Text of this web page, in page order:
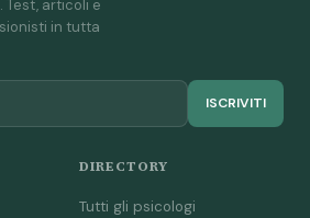
articoli e
in tutta
ISCRIVITI
DIRECTORY
Tutti gli psicologi